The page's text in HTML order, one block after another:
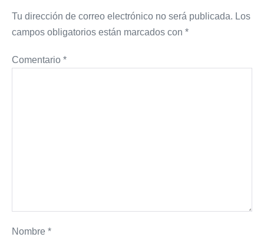
Tu dirección de correo electrónico no será publicada. Los
campos obligatorios están marcados con *
Comentario *
Nombre *